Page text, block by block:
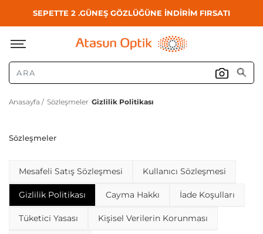
SEPETTE 2 .GÜNEŞ GÖZLÜĞÜNE İNDİRİM FIRSATI
Anasayfa / Sözleşmeler Gizlilik Politikası
Sözleşmeler
Mesafeli Satış Sözleşmesi Kullanıcı Sözleşmesi
Gizlilik Politikası Cayma Hakkı İade Koşulları
Tüketici Yasası Kişisel Verilerin Korunması